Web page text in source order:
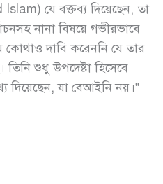
যে বক্তব্য দিয়েছেন, তা
নানা বিষয়ে গভীরভাবে
কোথাও দাবি করেননি যে তার
শুধু উপদেষ্টা হিসেবে
দিয়েছেন, যা বেআইনি নয়।”